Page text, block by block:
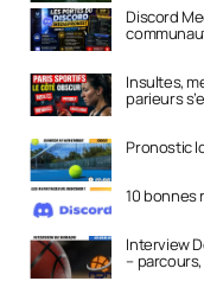
Discord
Insultes,
parieurs
Pronostic
10 bonnes
Interview
–